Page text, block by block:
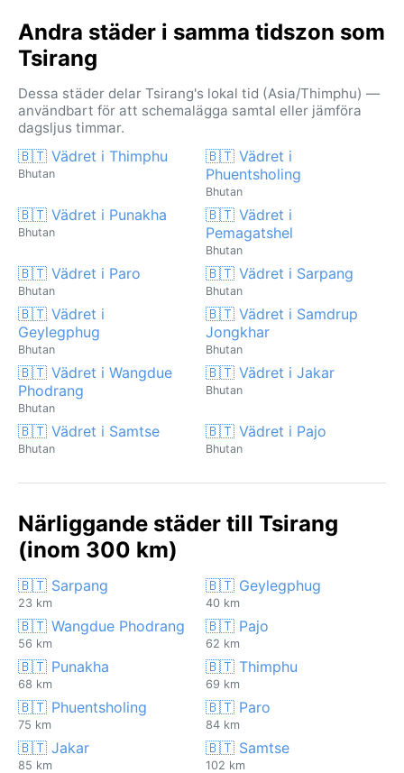
Andra städer i samma tidszon som
Tsirang
Dessa städer delar Tsirang's lokal tid (Asia/Thimphu) —
användbart för att schemalägga samtal eller jämföra
dagsljus timmar.
🇧🇹 Vädret i Thimphu
Bhutan
🇧🇹 Vädret i
Phuentsholing
Bhutan
🇧🇹 Vädret i Punakha
Bhutan
🇧🇹 Vädret i
Pemagatshel
Bhutan
🇧🇹 Vädret i Paro
Bhutan
🇧🇹 Vädret i Sarpang
Bhutan
🇧🇹 Vädret i
Geylegphug
Bhutan
🇧🇹 Vädret i Samdrup
Jongkhar
Bhutan
🇧🇹 Vädret i Wangdue
Phodrang
Bhutan
🇧🇹 Vädret i Jakar
Bhutan
🇧🇹 Vädret i Samtse
Bhutan
🇧🇹 Vädret i Pajo
Bhutan
Närliggande städer till Tsirang
(inom 300 km)
🇧🇹 Sarpang
23 km
🇧🇹 Geylegphug
40 km
🇧🇹 Wangdue Phodrang
56 km
🇧🇹 Pajo
62 km
🇧🇹 Punakha
68 km
🇧🇹 Thimphu
69 km
🇧🇹 Phuentsholing
75 km
🇧🇹 Paro
84 km
🇧🇹 Jakar
85 km
🇧🇹 Samtse
102 km